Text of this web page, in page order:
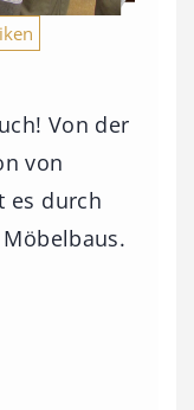
Von der
von
es durch